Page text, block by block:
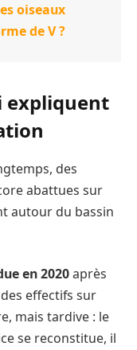
oiseaux
de V ?
expliquent
des
abattues sur
autour du bassin
en 2020après
effectifs sur
mais tardive : le
se reconstitue, il